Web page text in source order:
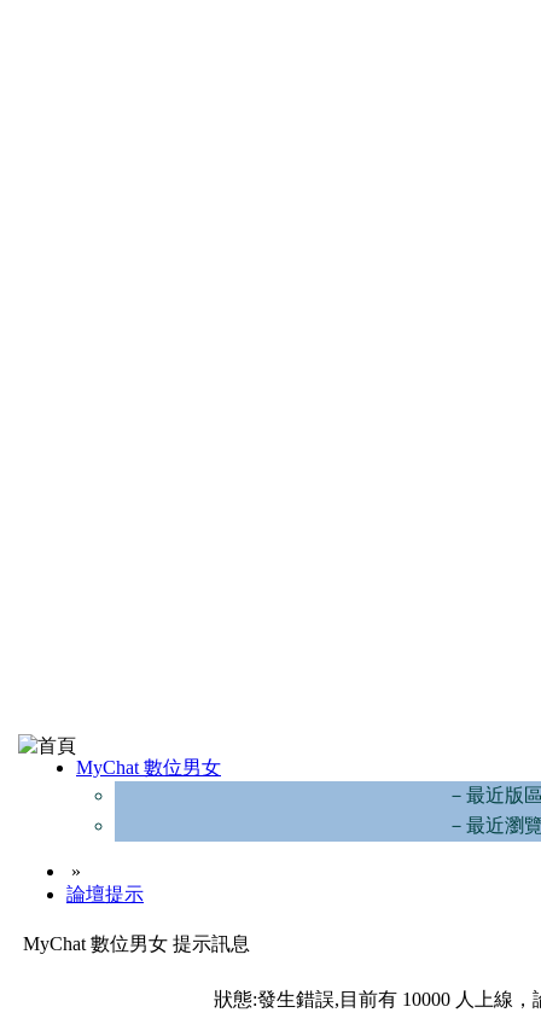
MyChat 數位男女
－最近版
－最近瀏
»
論壇提示
MyChat 數位男女 提示訊息
狀態:發生錯誤,目前有 10000 人上線